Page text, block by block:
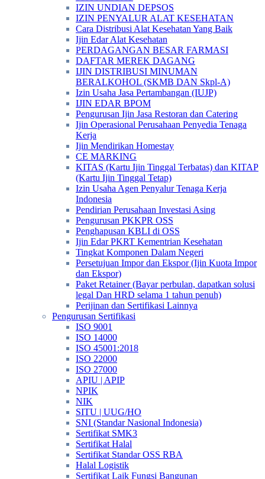
IZIN UNDIAN DEPSOS
IZIN PENYALUR ALAT KESEHATAN
Cara Distribusi Alat Kesehatan Yang Baik
Ijin Edar Alat Kesehatan
PERDAGANGAN BESAR FARMASI
DAFTAR MEREK DAGANG
IJIN DISTRIBUSI MINUMAN
BERALKOHOL (SKMB DAN Skpl-A)
Izin Usaha Jasa Pertambangan (IUJP)
IJIN EDAR BPOM
Pengurusan Ijin Jasa Restoran dan Catering
Ijin Operasional Perusahaan Penyedia Tenaga
Kerja
Ijin Mendirikan Homestay
CE MARKING
KITAS (Kartu Ijin Tinggal Terbatas) dan KITAP
(Kartu Ijin Tinggal Tetap)
Izin Usaha Agen Penyalur Tenaga Kerja
Indonesia
Pendirian Perusahaan Investasi Asing
Pengurusan PKKPR OSS
Penghapusan KBLI di OSS
Ijin Edar PKRT Kementrian Kesehatan
Tingkat Komponen Dalam Negeri
Persetujuan Impor dan Ekspor (Ijin Kuota Impor
dan Ekspor)
Paket Retainer (Bayar perbulan, dapatkan solusi
legal Dan HRD selama 1 tahun penuh)
Perijinan dan Sertifikasi Lainnya
Pengurusan Sertifikasi
ISO 9001
ISO 14000
ISO 45001:2018
ISO 22000
ISO 27000
APIU | APIP
NPIK
NIK
SITU | UUG/HO
SNI (Standar Nasional Indonesia)
Sertifikat SMK3
Sertifikat Halal
Sertifikat Standar OSS RBA
Halal Logistik
Sertifikat Laik Fungsi Bangunan